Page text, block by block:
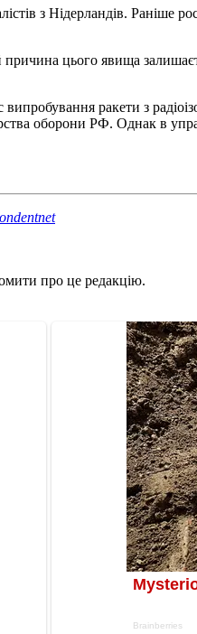
з Нідерландів. Раніше
причина цього явища
ракети з
оборони РФ. Однак в
про це редакцію.